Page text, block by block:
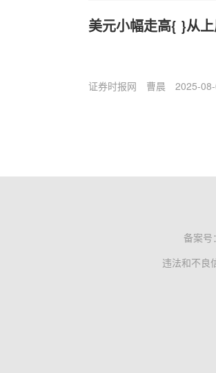
美元小幅走高{ }从
证券时报网 曹晨 2025-
备案号：
违法和不良